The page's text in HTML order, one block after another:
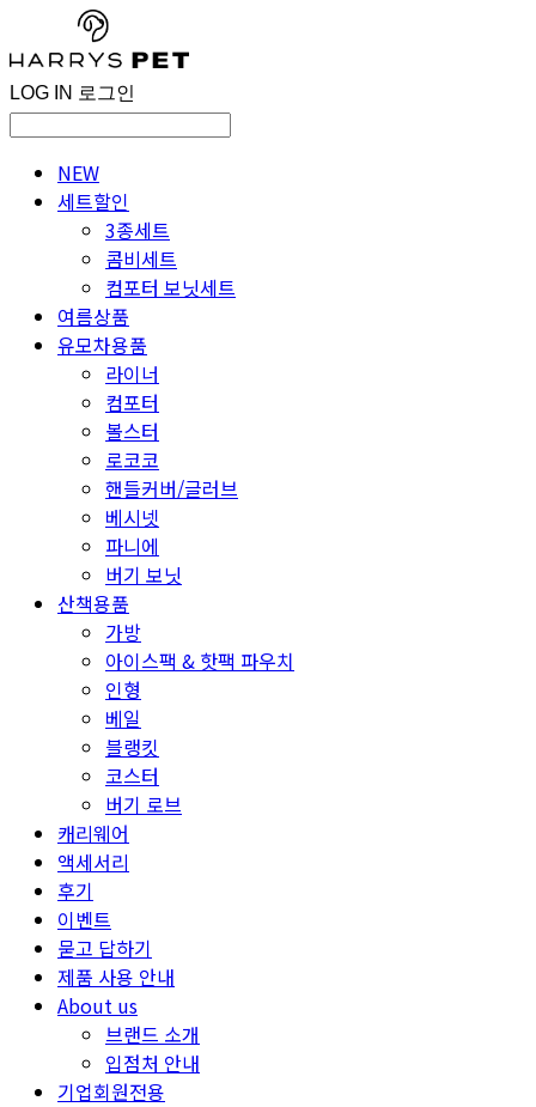
LOG IN 로그인
NEW
세트할인
3종세트
콤비세트
컴포터 보닛세트
여름상품
유모차용품
라이너
컴포터
볼스터
로코코
핸들커버/글러브
베시넷
파니에
버기 보닛
산책용품
가방
아이스팩 & 핫팩 파우치
인형
베일
블랭킷
코스터
버기 로브
캐리웨어
액세서리
후기
이벤트
묻고 답하기
제품 사용 안내
About us
브랜드 소개
입점처 안내
기업회원전용